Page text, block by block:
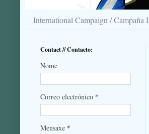
International Campaign / Campaña
Contact // Contacto:
Nome
Correo electrónico *
Mensaxe *